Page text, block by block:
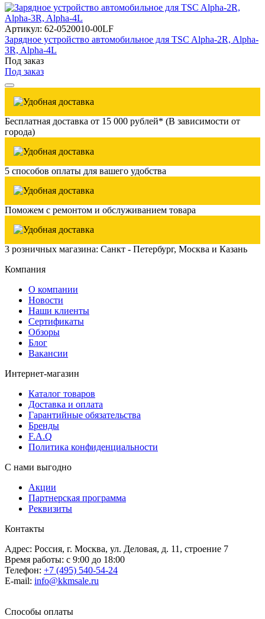
Артикул: 62-0520010-00LF
Зарядное устройство автомобильное для TSC Alpha-2R, Alpha-
3R, Alpha-4L
Под заказ
Под заказ
Бесплатная доставка от 15 000 рублей* (В зависимости от
города)
5 способов оплаты для вашего удобства
Поможем с ремонтом и обслуживанием товара
3 розничных магазина: Санкт - Петербург, Москва и Казань
Компания
О компании
Новости
Наши клиенты
Сертификаты
Обзоры
Блог
Вакансии
Интернет-магазин
Каталог товаров
Доставка и оплата
Гарантийные обязательства
Бренды
F.A.Q
Политика конфиденциальности
С нами выгодно
Акции
Партнерская программа
Реквизиты
Контакты
Адрес: Россия, г. Москва, ул. Деловая, д. 11, строение 7
Время работы: с 9:00 до 18:00
Телефон: +7 (495) 540-54-24
E-mail: info@kkmsale.ru
Способы оплаты